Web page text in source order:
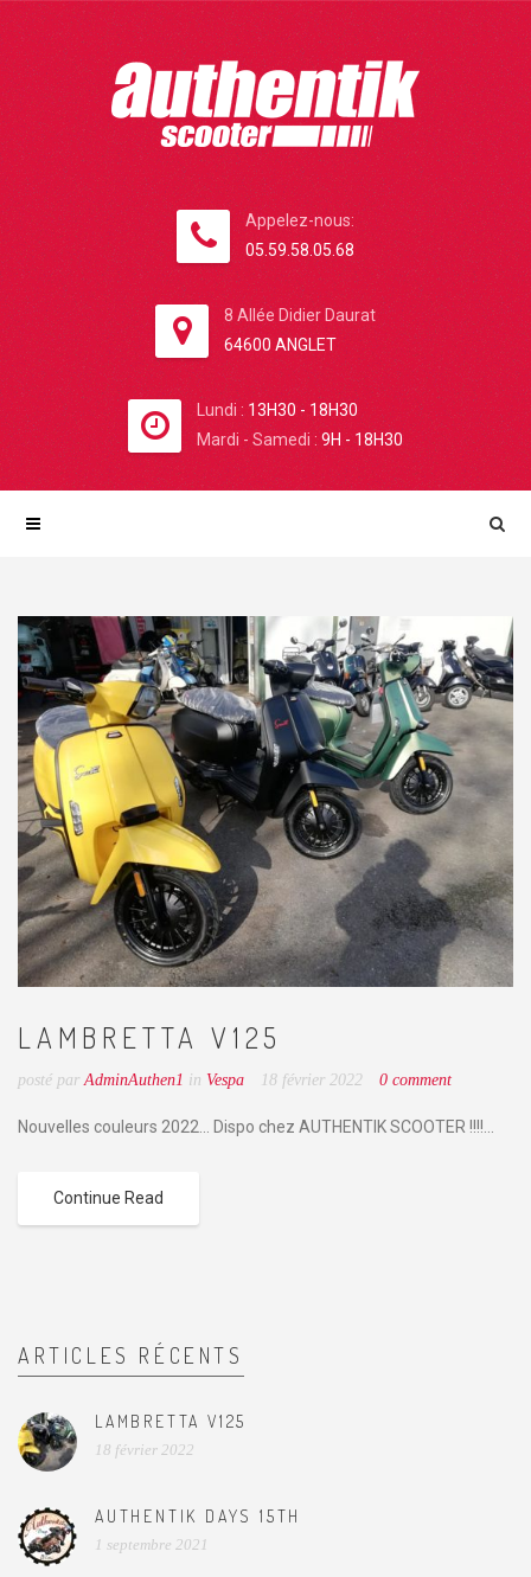
Appelez-nous:
05.59.58.05.68
8 Allée Didier Daurat
64600 ANGLET
Lundi : 13H30 - 18H30
Mardi - Samedi : 9H - 18H30
VOUS ÊTES ICI
LAMBRETTA V125
posté par AdminAuthen1 in Vespa 18 février 2022 0 comment
Nouvelles couleurs 2022... Dispo chez AUTHENTIK SCOOTER !!!!...
Continue Read
ARTICLES RÉCENTS
LAMBRETTA V125
18 février 2022
AUTHENTIK DAYS 15TH
1 septembre 2021